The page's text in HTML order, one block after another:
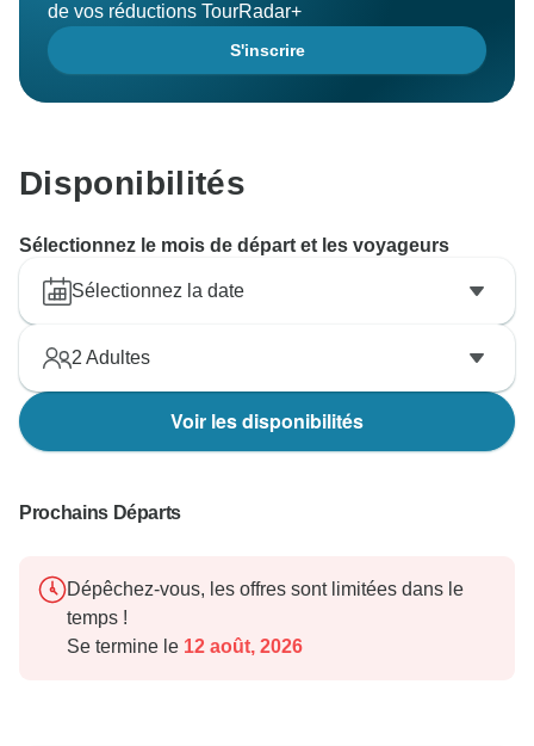
de vos réductions TourRadar+
S'inscrire
Disponibilités
Sélectionnez le mois de départ et les voyageurs
Sélectionnez la date
2 Adultes
Voir les disponibilités
Prochains Départs
Dépêchez-vous, les offres sont limitées dans le
temps !
Se termine le 12 août, 2026